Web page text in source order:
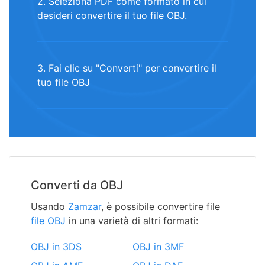
desideri convertire il tuo file OBJ.
3. Fai clic su "Converti" per convertire il
tuo file OBJ
Converti da OBJ
Usando Zamzar, è possibile convertire file
file OBJ in una varietà di altri formati:
OBJ in 3DS
OBJ in 3MF